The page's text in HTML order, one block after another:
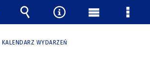
KALENDARZ WYDARZEŃ
Wyszukiwarka
Narzędzia
Menu Menu